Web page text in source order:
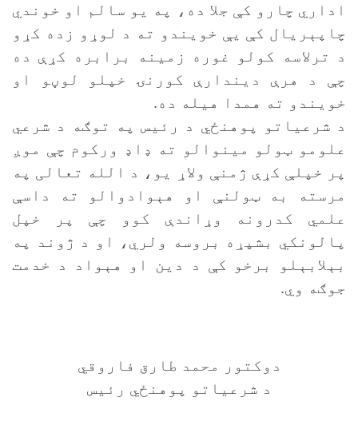
اداري چارو کې جلا ده، په یو سالم او خوندي
چاپېریال کې يې خویندو ته د لوړو زده کړو
د ترلاسه کولو غوره زمینه برابره کړې ده
چې د هرې دیندارې کورنۍ خپلو لوڼو او
خویندو ته همدا هیله ده.
د شرعياتو پوهنځي د رئيس په توګه د شرعي
علومو ټولو مينوالو ته ډاډ ورکوم چې موږ
پر خپلې کړې ژمنې ولاړ یو، د الله تعالی په
مرسته به ټولنې او هېوادوالو ته داسې
علمي کدرونه وړاندې کوو چې پر خپل
پالونکي بشپړه بروسه ولري، او د ژوند په
بېلابېلو برخو کې د دین او هېواد د خدمت
جوګه وي.
دوکتور محمد طارق فاروقي
د شرعیاتو پوهنځي رئیس